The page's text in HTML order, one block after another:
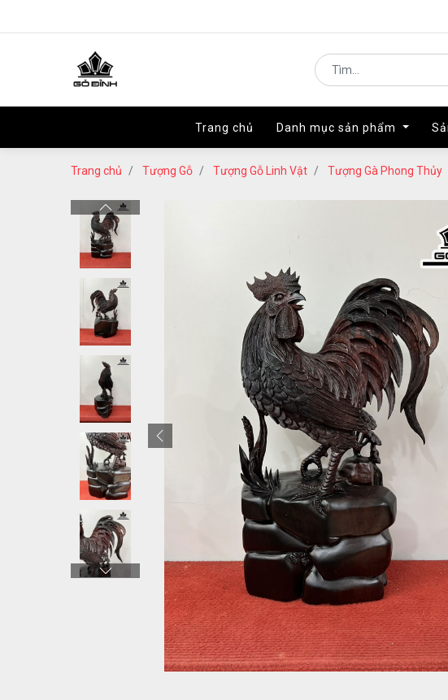
Trang chủ Danh mục sản phẩm
Trang chủ Danh mục sản phẩm
Trang chủ Tượng Gỗ Tượng Gỗ Linh Vật Tượng Gà Phong Thủy